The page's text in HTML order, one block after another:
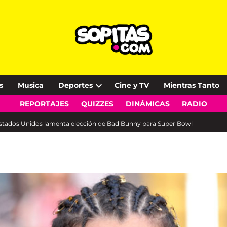
Musica Deportes
Open
dropdown
Cine y TV Mientras Tanto
REPORTAJES QUIZZES DINÁMICAS RADIO
Unidos lamenta elección de Bad Bunny para Super Bowl